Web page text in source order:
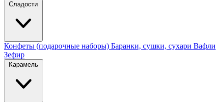
Сладости
Конфеты (подарочные наборы) Баранки, сушки, сухари Вафли
Зефир
Карамель